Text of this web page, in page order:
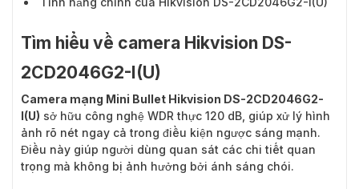
Tìm hiểu về camera Hikvision DS-
2CD2046G2-I(U)
Camera mạng Mini Bullet Hikvision DS-2CD2046G2-
I(U) sở hữu công nghệ WDR thực 120 dB, giúp xử lý hình
ảnh rõ nét ngay cả trong điều kiện ngược sáng mạnh.
Điều này giúp người dùng quan sát các chi tiết quan
trọng mà không bị ảnh hưởng bởi ánh sáng chói.